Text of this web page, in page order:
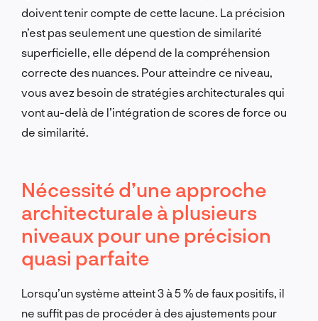
doivent tenir compte de cette lacune. La précision
n’est pas seulement une question de similarité
superficielle, elle dépend de la compréhension
correcte des nuances. Pour atteindre ce niveau,
vous avez besoin de stratégies architecturales qui
vont au-delà de l’intégration de scores de force ou
de similarité.
Nécessité d’une approche
architecturale à plusieurs
niveaux pour une précision
quasi parfaite
Lorsqu’un système atteint 3 à 5 % de faux positifs, il
ne suffit pas de procéder à des ajustements pour